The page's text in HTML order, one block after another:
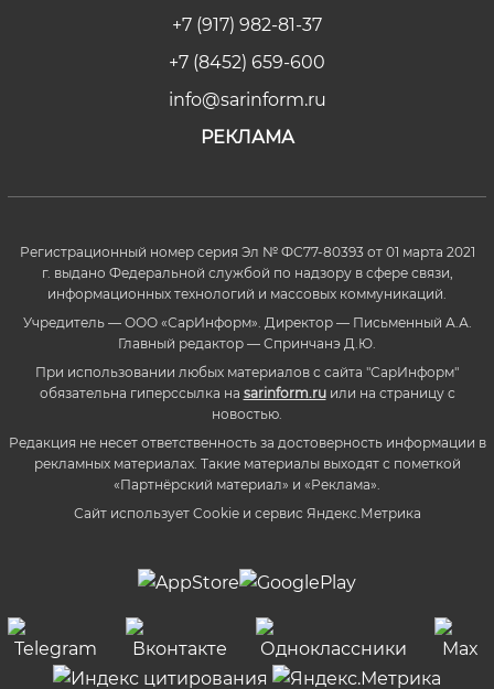
+7 (917) 982-81-37
+7 (8452) 659-600
info@sarinform.ru
РЕКЛАМА
Регистрационный номер серия Эл № ФС77-80393 от 01 марта 2021
г. выдано Федеральной службой по надзору в сфере связи,
информационных технологий и массовых коммуникаций.
Учредитель — ООО «СарИнформ». Директор — Письменный А.А.
Главный редактор — Спринчанэ Д.Ю.
При использовании любых материалов с сайта "СарИнформ"
обязательна гиперссылка на sarinform.ruили на страницу с
новостью.
Редакция не несет ответственность за достоверность информации в
рекламных материалах. Такие материалы выходят с пометкой
«Партнёрский материал» и «Реклама».
Сайт использует Cookie и сервиc Яндекс.Метрика